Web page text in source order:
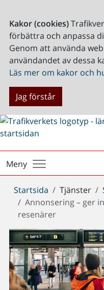
Kakor (cookies)
förbättra och anpassa
Genom att använda
användandet av dessa
Läs mer om kakor och
Jag förstår
Meny
Du
är
här:
Startsida Tjänster
Annonsering – ger
resenärer